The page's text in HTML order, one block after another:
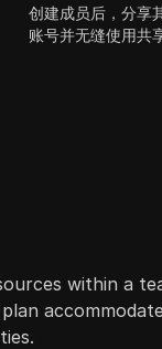
创建成员后，分享
账号并无缝使用共
within a